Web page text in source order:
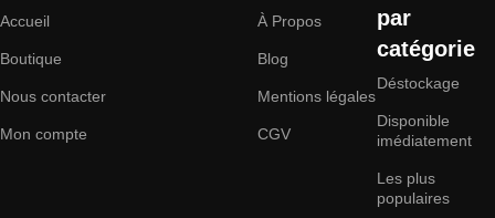
Accueil
Boutique
Nous contacter
Mon compte
À Propos
Blog
Mentions légales
CGV
par
catégorie
Déstockage
Disponible
imédiatement
Les plus
populaires